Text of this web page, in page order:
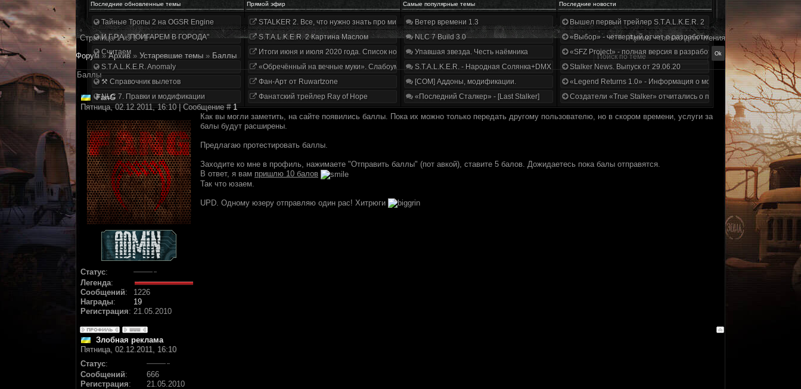
Последние обновленные темы Прямой эфир Самые популярные темы Последние новости
Тайные Тропы 2 на OGSR Engine
И.Г.Р.А. "ПОИГАРЕМ В ГОРОДА"
Считаем
S.T.A.L.K.E.R. Anomaly
⚒ Справочник вылетов
NLC 7. Правки и модификации
STALKER 2. Все, что нужно знать про мир, геймплей и сюжет | Разбор трейлера
S.T.A.L.K.E.R. 2 Картина Маслом
Итоги июня и июля 2020 года. Список нововведений
«Обречённый на вечные муки». Слабоумие и отвага
Фан-Арт от Ruwartzone
Фанатский трейлер Ray of Hope
Ветер времени 1.3
NLC 7 Build 3.0
Упавшая звезда. Честь наёмника
S.T.A.L.K.E.R. - Народная Солянка+DMX 1.3.5.ООП.МА.К.
[COM] Аддоны, модификации.
«Последний Сталкер» - [Last Stalker]
Вышел первый трейлер S.T.A.L.K.E.R. 2
«Выбор» - четвертый отчет о разработке!
«SFZ Project» - полная версия в разработке!
Stalker News. Выпуск от 29.06.20
«Legend Returns 1.0» - Информация о моде за июнь 2020
Создатели «True Stalker» отчитались о проделанной работе
Страница1из1 1
Архив - только для чтения
Форум » Архив » Устаревшие темы » Баллы
Баллы
FanG
Пятница, 02.12.2011, 16:10 | Сообщение #1
Статус:
Легенда:
Сообщений:
1226
Награды:
19
Регистрация: 21.05.2010
Как вы могли заметить, на сайте появились баллы. Пока их можно только передать другому пользователю, но в скором времени, услуги за
балы будут расширены.
Предлагаю протестировать баллы.
Заходите ко мне в профиль, нажимаете "Отправить баллы" (пот авкой), ставите 5 балов. Дожидаетесь пока балы отправятся.
В ответ, я вам пришлю 10 балов
Так что юзаем.
UPD. Одному юзеру отправляю один рас! Хитрюги
Злобная реклама
Пятница, 02.12.2011, 16:10
Статус:
Сообщений:
666
Регистрация: 21.05.2010